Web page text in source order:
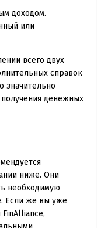
доходом.
или
всего двух
справок
значительно
денежных
ниже. Они
необходимую
Если же вы уже
FinAlliance,